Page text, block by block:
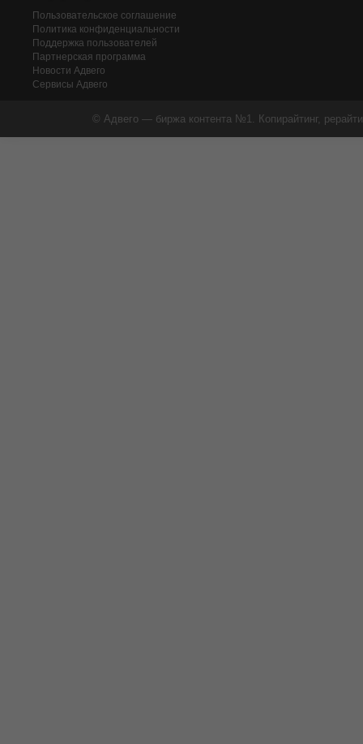
Пользовательское соглашение
Политика конфиденциальности
Поддержка пользователей
Партнерская программа
Новости Адвего
Сервисы Адвего
© Адвего — биржа контента №1. Копирайтинг,